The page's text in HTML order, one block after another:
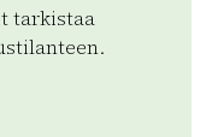
tarkistaa